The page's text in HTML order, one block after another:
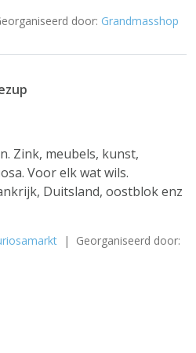
door: Grandmasshop
Zink, meubels, kunst,
Voor elk wat wils.
Duitsland, oostblok enz
| Georganiseerd door: